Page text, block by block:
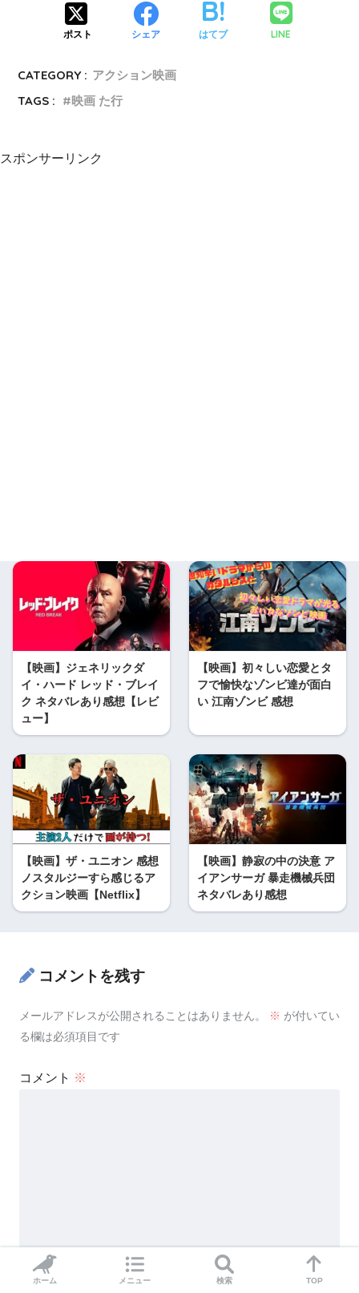
ポスト シェア はてブ LINE
CATEGORY : アクション映画
TAGS :
映画 た行
スポンサーリンク
【映画】ジェネリックダ
イ・ハード レッド・ブレイ
ク ネタバレあり感想【レビ
ュー】
【映画】初々しい恋愛とタ
フで愉快なゾンビ達が面白
い 江南ゾンビ 感想
【映画】ザ・ユニオン 感想
ノスタルジーすら感じるア
クション映画【Netflix】
【映画】静寂の中の決意 ア
イアンサーガ 暴走機械兵団
ネタバレあり感想
コメントを残す
メールアドレスが公開されることはありません。 ※ が付いてい
る欄は必須項目です
コメント ※
名前※
ホーム メニュー 検索 TOP